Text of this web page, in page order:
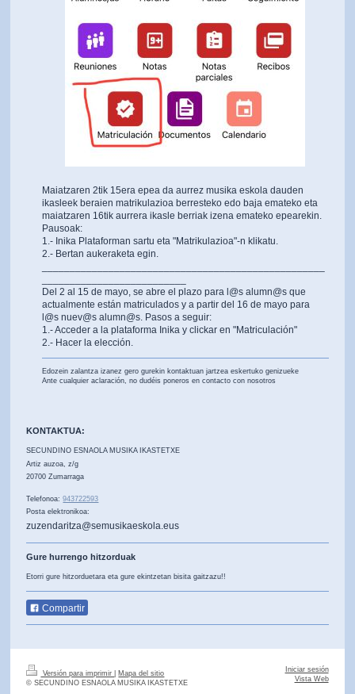
Maiatzaren 2tik 15era epea da aurrez musika eskola dauden
ikasleek beraien matrikulazioa berresteko edo baja emateko eta
maiatzaren 16tik aurrera ikasle berriak izena emateko epearekin.
Pausoak:
1.- Inika Plataforman sartu eta "Matrikulazioa"-n klikatu.
2.- Bertan aukeraketa egin.
Del 2 al 15 de mayo, se abre el plazo para l@s alumn@s que
actualmente están matriculados y a partir del 16 de mayo para
l@s nuev@s alumn@s. Pasos a seguir:
1.- Acceder a la plataforma Inika y clickar en "Matriculación"
2.- Hacer la elección.
Edozein zalantza izanez gero gurekin kontaktuan jartzea eskertuko genizueke
Ante cualquier aclaración, no dudéis poneros en contacto con nosotros
KONTAKTUA:
SECUNDINO ESNAOLA MUSIKA IKASTETXE
Artiz auzoa,z/g
20700 Zumarraga
Telefonoa:943722593
Posta elektronikoa:
zuzendaritza@semusikaeskola.eus
Gure hurrengo hitzorduak
Etorri gure hitzorduetara eta gure ekintzetan bisita gaitzazu!!
Compartir
Versión para imprimir
Mapa del sitio
© SECUNDINO ESNAOLA MUSIKA IKASTETXE
Iniciar sesión
Vista Web